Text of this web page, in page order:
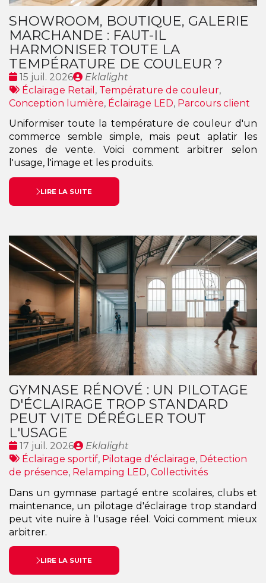
SHOWROOM, BOUTIQUE, GALERIE
MARCHANDE : FAUT-IL
HARMONISER TOUTE LA
TEMPÉRATURE DE COULEUR ?
Date
:
15 juil. 2026
Publié
par
Eklalight
Tags
:
Éclairage Retail , Température de couleur,
Conception lumière, Éclairage LED, Parcours client
Uniformiser toute la température de couleur d'un
commerce semble simple, mais peut aplatir les
zones de vente. Voici comment arbitrer selon
l'usage, l'image et les produits.
LIRE LA SUITE
GYMNASE RÉNOVÉ : UN PILOTAGE
D'ÉCLAIRAGE TROP STANDARD
PEUT VITE DÉRÉGLER TOUT
L'USAGE
Date
:
17 juil. 2026
Publié
par
Eklalight
Tags
Éclairage sportif, Pilotage d'éclairage, Détection
de présence, Relamping LED, Collectivités
Dans un gymnase partagé entre scolaires, clubs et
maintenance, un pilotage d'éclairage trop standard
peut vite nuire à l'usage réel. Voici comment mieux
arbitrer.
LIRE LA SUITE